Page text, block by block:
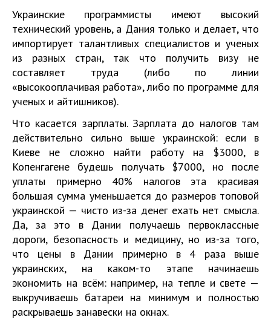
Украинские программисты имеют высокий
технический уровень, а Дания только и делает, что
импортирует талантливых специалистов и ученых
из разных стран, так что получить визу не
составляет труда (либо по линии
«высокооплачивая работа», либо по программе для
ученых и айтишников).
Что касается зарплаты. Зарплата до налогов там
действительно сильно выше украинской: если в
Киеве не сложно найти работу на $3000, в
Копенгагене будешь получать $7000, но после
уплаты примерно 40% налогов эта красивая
большая сумма уменьшается до размеров топовой
украинской — чисто из-за денег ехать нет смысла.
Да, за это в Дании получаешь первоклассные
дороги, безопасность и медицину, но из-за того,
что цены в Дании примерно в 4 раза выше
украинских, на каком-то этапе начинаешь
экономить на всём: например, на тепле и свете —
выкручиваешь батареи на минимум и полностью
раскрываешь занавески на окнах.